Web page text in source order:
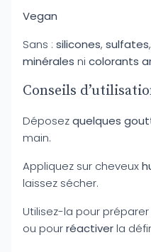
Vegan
Sans : silicones, sulfates,
minérales ni colorants
Conseils
Déposezquelques
main.
Appliquez sur cheveux
laissez sécher.
Utilisez-la pour
ou pourréactiverla